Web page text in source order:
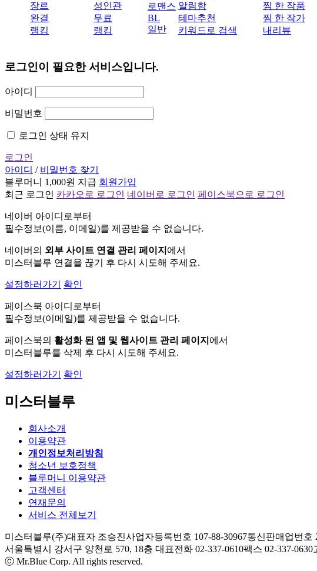
장르
완결
랭킹
성인관
무료
랭킹
로맨스
BL
일반
알림함
테마추천
키워드로 검색
찜 한 작품
찜 한 작가
내리뷰
로그인이 필요한 서비스입니다.
아이디
비밀번호
로그인 상태 유지
로그인
아이디 / 비밀번호 찾기
블루머니 1,000원 지급 회원가입
최근 로그인 카카오로 로그인 네이버로 로그인 페이스북으로 로그인
네이버 아이디로부터
필수정보(이름, 이메일)를 제공받을 수 없습니다.
네이버의 외부 사이트 연결 관리 페이지 에서
미스터블루 연결을 끊기 후 다시 시도해 주세요.
설정하러가기 확인
페이스북 아이디로부터
필수정보(이메일)를 제공받을 수 없습니다.
페이스북의 활성화 된 앱 및 웹사이트 관리 페이지 에서
미스터블루를 삭제 후 다시 시도해 주세요.
설정하러가기 확인
미스터블루
회사소개
이용약관
개인정보처리방침
청소년 보호정책
블루머니 이용약관
고객센터
연재문의
서비스 전체보기
미스터블루(주)대표자 조승진사업자등록번호 107-88-30967통신판매업번호
서울특별시 강서구 양천로 570, 18층 대표전화 02-337-0610팩스 02-337-0630
ⓒ Mr.Blue Corp. All rights reserved.